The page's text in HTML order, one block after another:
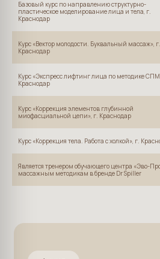
Базовый курс по направлению структурно-
пластическое моделирование лица и тела, г.
Краснодар
Курс «Вектор молодости. Буквальный массаж», г.
Краснодар
Курс «Экспресс лифтинг лица по методике
Краснодар
Курс «Коррекция элементов глубинной
миофасциальной цепи», г. Краснодар
Курс «Коррекция тела. Работа с холкой», г.
Является тренером обучающего центра «Эво-
массажным методикам в бренде Dr Spiller
До 31 августа
консультацию
бесплатно при
сайте
состояние вашей кожи,
при записи к определенным врачам